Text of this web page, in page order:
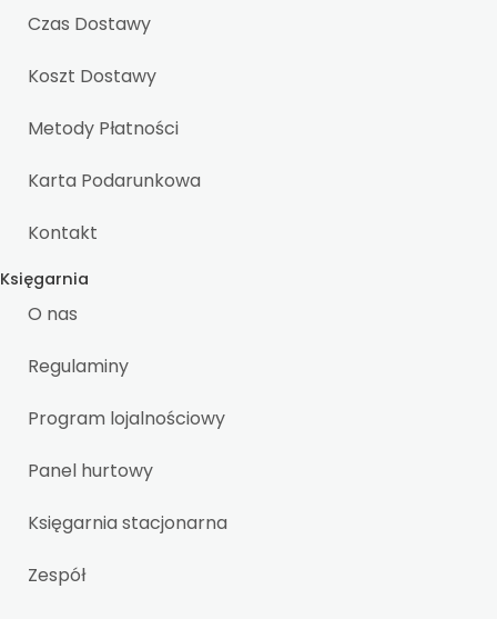
Czas Dostawy
Koszt Dostawy
Metody Płatności
Karta Podarunkowa
Kontakt
Księgarnia
O nas
Regulaminy
Program lojalnościowy
Panel hurtowy
Księgarnia stacjonarna
Zespół